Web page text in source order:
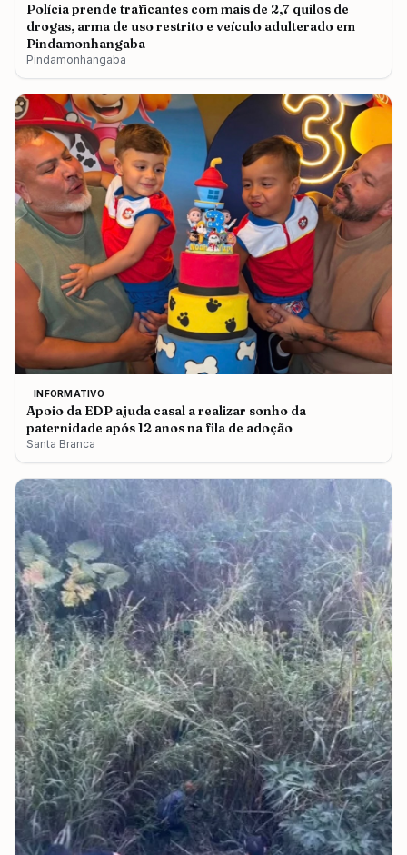
Polícia prende traficantes com mais de 2,7 quilos de
drogas, arma de uso restrito e veículo adulterado em
Pindamonhangaba
Pindamonhangaba
INFORMATIVO
Apoio da EDP ajuda casal a realizar sonho da
paternidade após 12 anos na fila de adoção
Santa Branca